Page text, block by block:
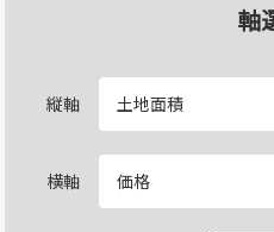
軸
縦軸
横軸